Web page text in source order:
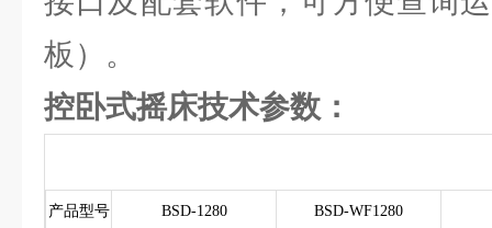
板）。
控卧式摇床技术参数：
产品型号 BSD-1280 BSD-WF1280